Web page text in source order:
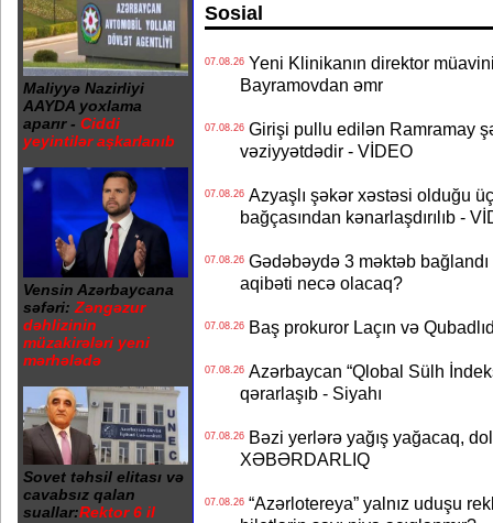
Maliyyə Nazirliyi
AAYDA yoxlama
aparır - Ciddi
yeyintilər aşkarlanıb
Vensin Azərbaycana
səfəri: Zəngəzur
dəhlizinin
müzakirələri yeni
mərhələdə
Sovet təhsil elitası və
cavabsız qalan
suallar:Rektor 6 il
Sosial
07.08.26Yeni Klinikanın direktor müavini
Bayramovdan əmr
07.08.26Girişi pullu edilən Ramramay
vəziyyətdədir - VİDEO
07.08.26Azyaşlı şəkər xəstəsi olduğu
bağçasından kənarlaşdırılıb -
07.08.26Gədəbəydə 3 məktəb
aqibəti necə olacaq?
07.08.26Baş prokuror Laçın və
07.08.26Azərbaycan “Qlobal Sülh
qərarlaşıb - Siyahı
07.08.26Bəzi yerlərə yağış yağacaq,
XƏBƏRDARLIQ
07.08.26“Azərlotereya” yalnız uduşu